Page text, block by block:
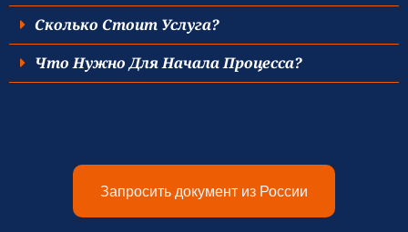
Сколько Стоит Услуга?
Что Нужно Для Начала Процесса?
Запросить документ из России